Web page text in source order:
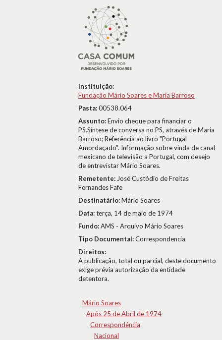
Instituição:
Fundação Mário Soares e Maria Barroso
Pasta:00538.064
Assunto:Envio cheque para financiar o
PS.Síntese de conversa no PS, através de Maria
Barroso; Referência ao livro "Portugal
Amordaçado". Informação sobre vinda de canal
mexicano de televisão a Portugal, com desejo
de entrevistar Mário Soares.
Remetente: José Custódio de Freitas
Fernandes Fafe
Destinatário:Mário Soares
Data:terça, 14 de maio de 1974
Fundo:AMS - Arquivo Mário Soares
Tipo Documental:Correspondencia
Direitos:
A publicação, total ou parcial, deste documento
exige prévia autorização da entidade
detentora.
Mário Soares
Após 25 de Abril de 1974
Correspondência
Nacional